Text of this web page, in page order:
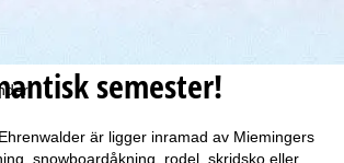
semester!
är ligger inramad av Miemingers
snowboardåkning, rodel, skridsko eller